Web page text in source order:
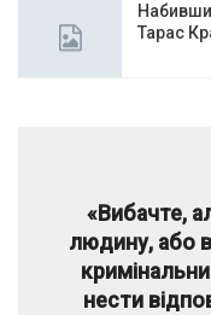
Тарас
«Вибачте,
людину, або
нести